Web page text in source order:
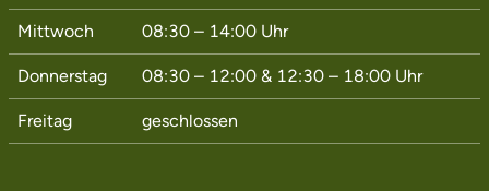
Mittwoch 08:30 – 14:00 Uhr
Donnerstag 08:30 – 12:00 & 12:30 – 18:00 Uhr
Freitag geschlossen